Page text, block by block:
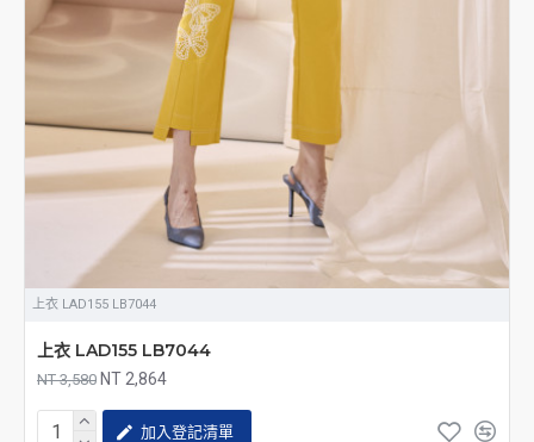
上衣 LAD155 LB7044
上衣 LAD155 LB7044
NT 3,580 NT 2,864
加入登記清單